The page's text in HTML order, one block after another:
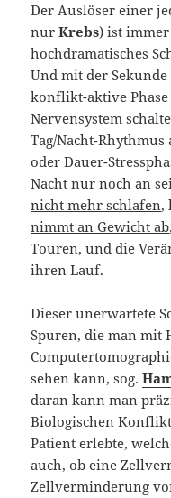
Der Auslöser einer
nurKrebs) ist
hochdramatisches
Und mit der
konflikt-aktive Phase
Nervensystem
Tag/Nacht-
oder Dauer-
Nacht nur noch an
nicht mehr schlafen,
nimmt an Gewicht ab
Touren, und die
ihren Lauf.
Dieser unerwartete
Spuren, die man mit
sehen kann, sog.
daran kann man
Biologischen
Patient erlebte,
auch, ob eine
Zellverminderung